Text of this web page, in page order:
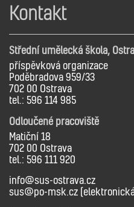
Kontakt
Střední umělecká škola,
příspěvková organizace
Poděbradova 959/33
702 00 Ostrava
tel.: 596 114 985
Odloučené pracoviště
Matiční 18
702 00 Ostrava
tel.: 596 111 920
info@sus-ostrava.cz
sus@po-msk.cz